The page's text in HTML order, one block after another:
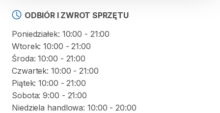
ODBIÓR I ZWROT SPRZĘTU
Poniedziałek: 10:00 - 21:00
Wtorek: 10:00 - 21:00
Środa: 10:00 - 21:00
Czwartek: 10:00 - 21:00
Piątek: 10:00 - 21:00
Sobota: 9:00 - 21:00
Niedziela handlowa: 10:00 - 20:00